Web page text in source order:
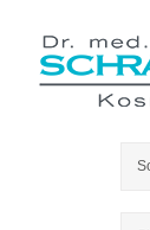
content